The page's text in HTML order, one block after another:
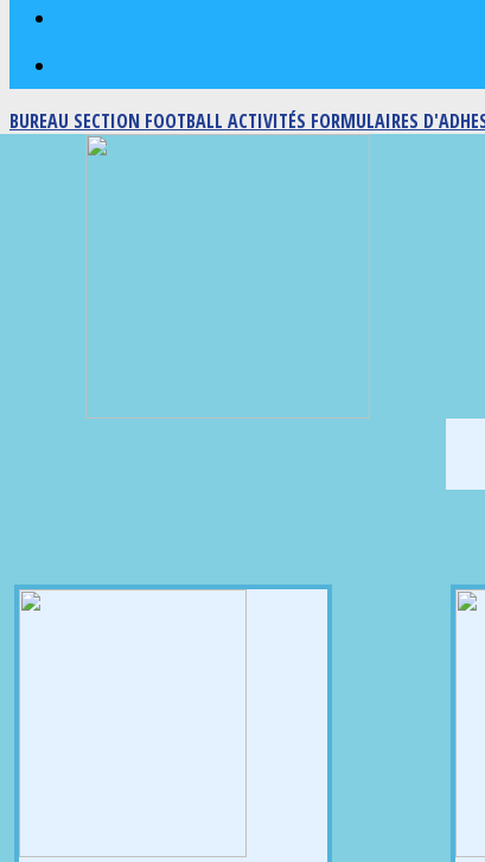
BUREAU SECTION FOOTBALL ACTIVITÉS FORMULAIRES